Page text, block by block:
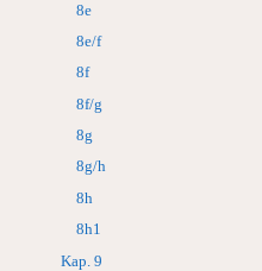
8e
8e/f
8f
8f/g
8g
8g/h
8h
8h1
Kap. 9